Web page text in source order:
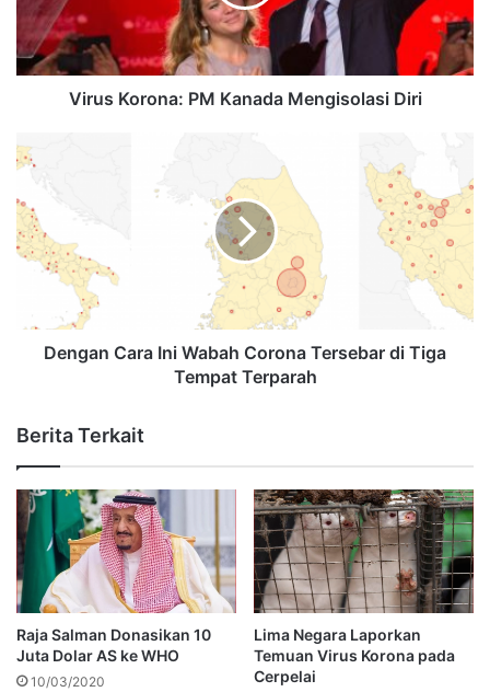
Virus Korona: PM Kanada Mengisolasi Diri
Dengan Cara Ini Wabah Corona Tersebar di Tiga
Tempat Terparah
Berita Terkait
Raja Salman Donasikan 10
Juta Dolar AS ke WHO
10/03/2020
Lima Negara Laporkan
Temuan Virus Korona pada
Cerpelai